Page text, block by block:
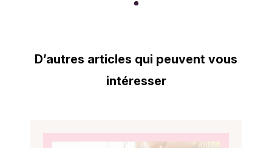
D’autres articles qui peuvent vous
intéresser